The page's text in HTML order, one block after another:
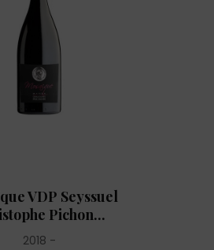
VDP Seyssuel
Pichon...
2018